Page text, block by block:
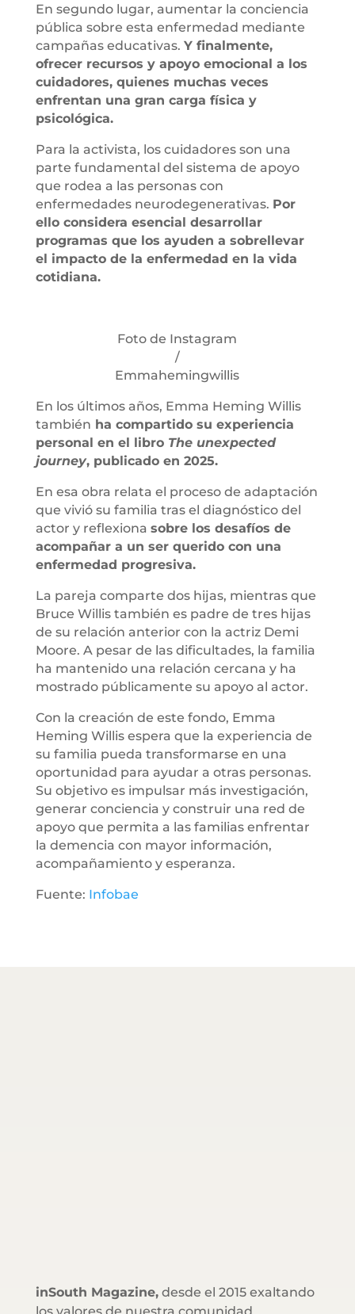
En segundo lugar, aumentar la conciencia
pública sobre esta enfermedad mediante
campañas educativas. Y finalmente,
ofrecer recursos y apoyo emocional a los
cuidadores, quienes muchas veces
enfrentan una gran carga física y
psicológica.
Para la activista, los cuidadores son una
parte fundamental del sistema de apoyo
que rodea a las personas con
enfermedades neurodegenerativas. Por
ello considera esencial desarrollar
programas que los ayuden a sobrellevar
el impacto de la enfermedad en la vida
cotidiana.
Foto de Instagram
/
Emmahemingwillis
En los últimos años, Emma Heming Willis
también ha compartido su experiencia
personal en el libro The unexpected
journey, publicado en 2025.
En esa obra relata el proceso de adaptación
que vivió su familia tras el diagnóstico del
actor y reflexiona sobre los desafíos de
acompañar a un ser querido con una
enfermedad progresiva.
La pareja comparte dos hijas, mientras que
Bruce Willis también es padre de tres hijas
de su relación anterior con la actriz Demi
Moore. A pesar de las dificultades, la familia
ha mantenido una relación cercana y ha
mostrado públicamente su apoyo al actor.
Con la creación de este fondo, Emma
Heming Willis espera que la experiencia de
su familia pueda transformarse en una
oportunidad para ayudar a otras personas.
Su objetivo es impulsar más investigación,
generar conciencia y construir una red de
apoyo que permita a las familias enfrentar
la demencia con mayor información,
acompañamiento y esperanza.
Fuente: Infobae
inSouth Magazine,desde el 2015 exaltando